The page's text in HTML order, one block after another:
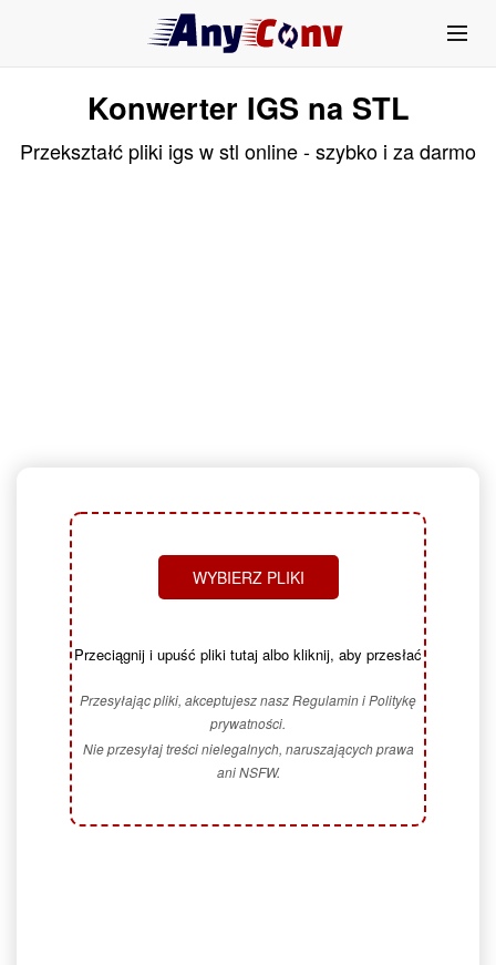
Konwerter IGS na STL
Przekształć pliki igs w stl online - szybko i za darmo
WYBIERZ PLIKI
Przeciągnij i upuść pliki tutaj albo kliknij, aby przesłać
Przesyłając pliki, akceptujesz nasz Regulamin i Politykę
prywatności.
Nie przesyłaj treści nielegalnych, naruszających prawa
ani NSFW.